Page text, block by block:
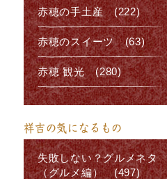
赤穂の手土産 (222)
赤穂のスイーツ (63)
赤穂 観光 (280)
祥吉の気になるもの
失敗しない？グルメネタ
（グルメ編） (497)